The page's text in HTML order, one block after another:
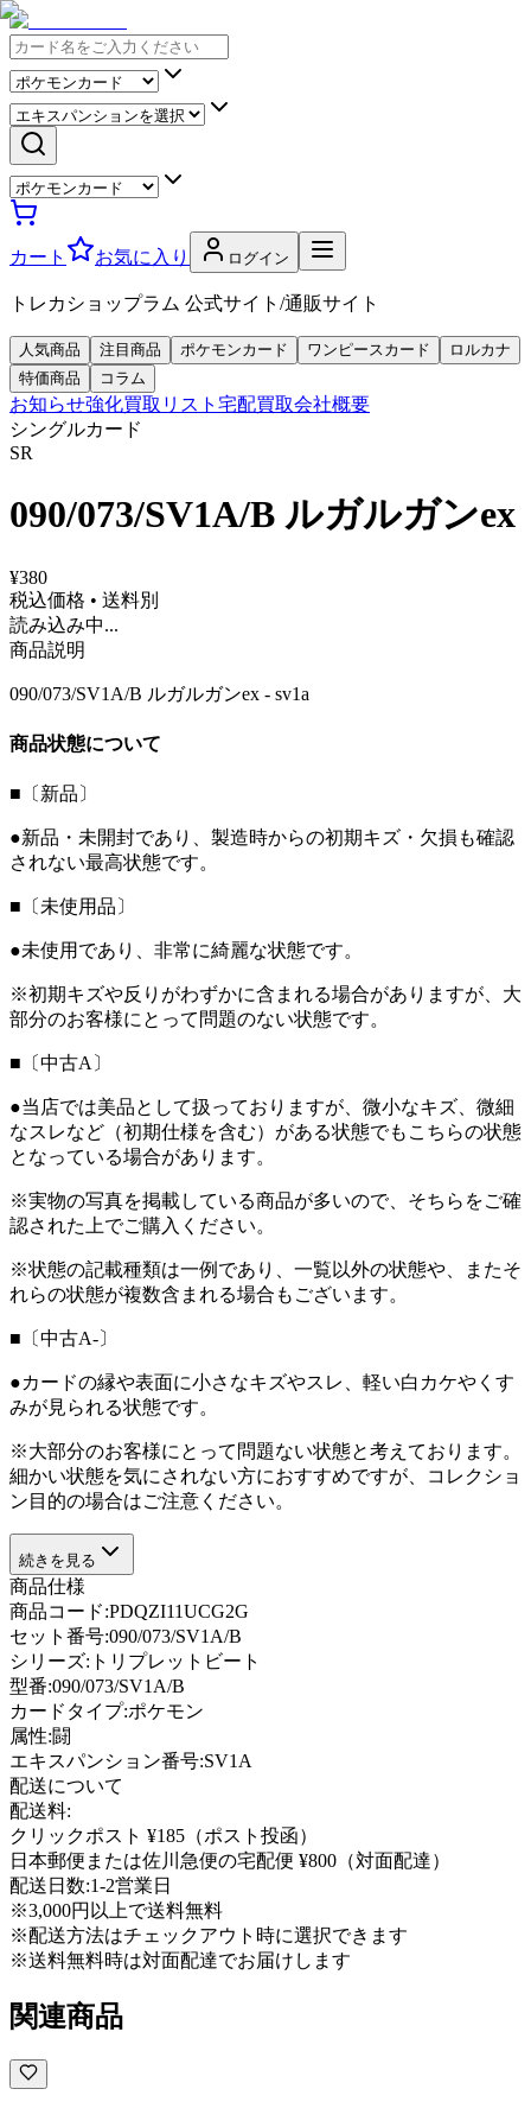
カート お気に入り ログイン
トレカショップラム 公式サイト/通販サイト
人気商品 注目商品 ポケモンカード ワンピースカード
ロルカナ
特価商品
コラム
お知らせ強化買取リスト 宅配買取会社概要
シングルカード
SR
090/073/SV1A/B ルガルガンex
¥380
税込価格 • 送料別
読み込み中...
商品説明
090/073/SV1A/B ルガルガンex - sv1a
商品状態について
■〔新品〕
●新品・未開封であり、製造時からの初期キズ・欠損も確認
されない最高状態です。
■〔未使用品〕
●未使用であり、非常に綺麗な状態です。
※初期キズや反りがわずかに含まれる場合がありますが、大
部分のお客様にとって問題のない状態です。
■〔中古A〕
●当店では美品として扱っておりますが、微小なキズ、微細
なスレなど（初期仕様を含む）がある状態でもこちらの状態
となっている場合があります。
※実物の写真を掲載している商品が多いので、そちらをご確
認された上でご購入ください。
※状態の記載種類は一例であり、一覧以外の状態や、またそ
れらの状態が複数含まれる場合もございます。
■〔中古A-〕
●カードの縁や表面に小さなキズやスレ、軽い白カケやくす
みが見られる状態です。
※大部分のお客様にとって問題ない状態と考えております。
細かい状態を気にされない方におすすめですが、コレクショ
ン目的の場合はご注意ください。
続きを見る
商品仕様
商品コード:PDQZI11UCG2G
セット番号:090/073/SV1A/B
シリーズ: トリプレットビート
型番:090/073/SV1A/B
カードタイプ:ポケモン
属性:闘
エキスパンション番号:SV1A
配送について
配送料:
クリックポスト ¥185（ポスト投函）
日本郵便または佐川急便の宅配便 ¥800（対面配達）
配送日数:1-2営業日
※3,000円以上で送料無料
※配送方法はチェックアウト時に選択できます
※送料無料時は対面配達でお届けします
関連商品